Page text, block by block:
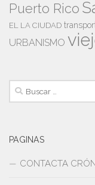
Puerto Rico
EL LA CIUDAD
URBANISMO
Buscar:
PAGINAS
CONTACTA